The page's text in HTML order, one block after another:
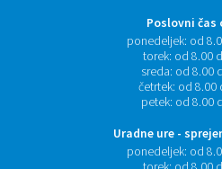
Poslovni čas
ponedeljek: od
torek: od 8.00
sreda: od 8.00
četrtek: od 8.00
petek: od 8.00
Uradne ure -
ponedeljek: od